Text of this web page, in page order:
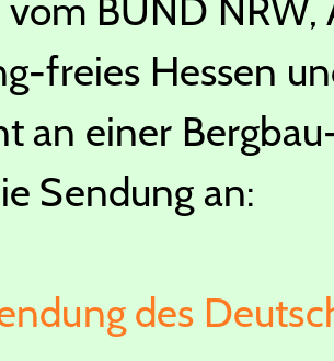
vom BUND
freies Hessen
an einer
Sendung an:
des